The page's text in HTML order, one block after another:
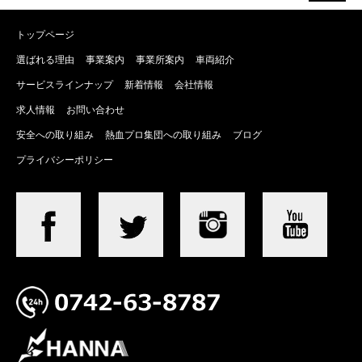
トップページ
選ばれる理由 事業案内 事業所案内 車両紹介
サービスラインナップ 新着情報 会社情報
求人情報 お問い合わせ
安全への取り組み 熱血プロ集団への取り組み ブログ
プライバシーポリシー